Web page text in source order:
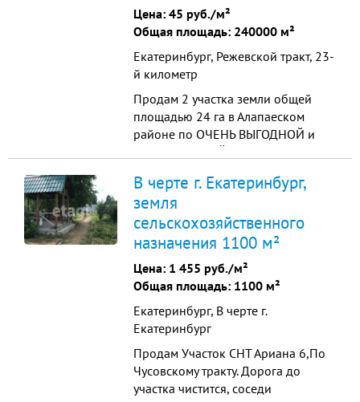
электричество подв...
Цена: 45 руб./м²
Общая площадь: 240000 м²
Екатеринбург, Режевской тракт, 23-
й километр
Продам 2 участка земли общей
площадью 24 га в Алапаеском
районе по ОЧЕНЬ ВЫГОДНОЙ и
Артемовска 18 км от
Екатеринбурга примерно 110 км.
Ориентир село Деево и курорт
"Самоцвет". Кадастровый
ровные, не резаные, име...
В черте г. Екатеринбург,
земля
сельскохозяйственного
назначения 1100 м²
Цена: 1 455 руб./м²
Общая площадь: 1100 м²
Екатеринбург, В черте г.
Екатеринбург
Продам Участок СНТ Ариана 6,По
Чусовскому тракту. Дорога до
участка чистится, соседи